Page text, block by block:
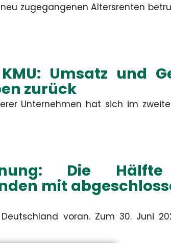
zugegangenen Altersrenten
Umsatz und
zurück
Unternehmen hat sich im
Die
mit
voran. Zum 30. Juni
+49 3671 6743-0
+49 3671 6743-22
baum[at]hsh24.de